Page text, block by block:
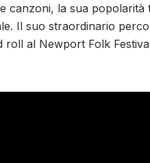
canzoni, la sua
Il suo straordinario
al Newport Folk